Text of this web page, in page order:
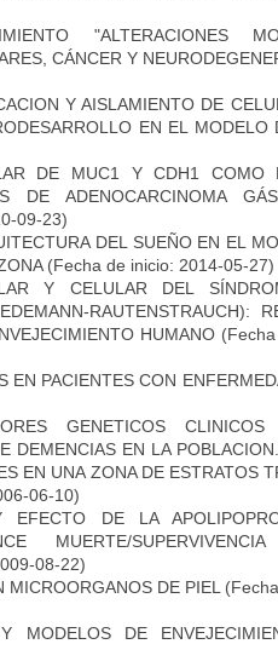
"ALTERACIONES
CÁNCER Y
Y AISLAMIENTO DE
EN EL MODELO
DE MUC1 Y CDH1 COMO
DE ADENOCARCINOMA
09-23)
DEL SUEÑO EN EL
(Fecha de inicio: 2014-05-27)
Y CELULAR DEL
RAUTENSTRAUCH):
HUMANO
EN PACIENTES CON
GENETICOS CLINICOS
DEMENCIAS EN LA
EN UNA ZONA DE ESTRATOS
06-10)
EFECTO DE LA
MUERTE/
08-22)
MICROORGANOS DE PIEL
MODELOS DE